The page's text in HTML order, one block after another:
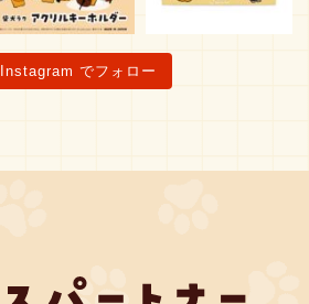
Instagram でフォロー